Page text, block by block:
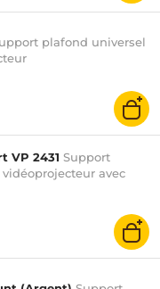
plafond universel
VP 2431 Support
avec